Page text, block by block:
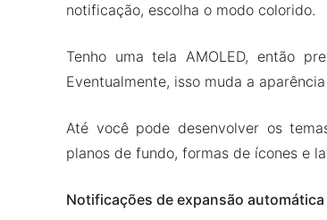
notificação, escolha o modo colorido.
Tenho uma tela AMOLED, então
Eventualmente, isso muda a
Até você pode desenvolver os
planos de fundo, formas de ícones e
Notificações de expansão automática